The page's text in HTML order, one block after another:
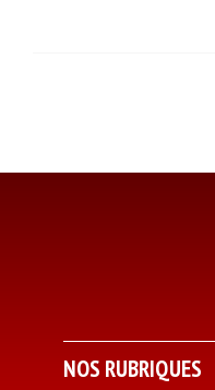
NOS RUBRIQUES